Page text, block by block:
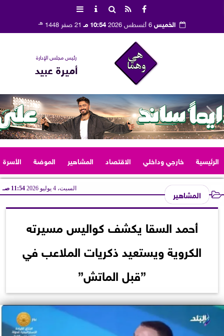
الخميس 10:54 مـ 21 صفر 1448 هـ
رئيس مجلس الإدارة
أميرة عبيد
الرئيسية خارجي وداخلي الاقتصاد المشاهير الموضة الأسرة
المشاهير السبت، 4 يوليو 2026 11:54 صـ
أحمد السقا يكشف كواليس مسيرته
الكروية ويستعيد ذكريات الملاعب في
”قبل الماتش”